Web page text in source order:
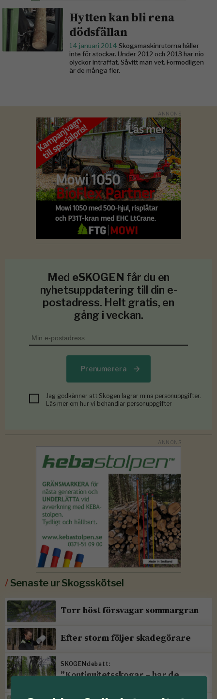
Hytten kan bli rena
dödsfällan
14 januari 2014 Skogsmaskinrutorna håller
inte för stockar. Under 2012 och 2013 har nio
olyckor inträffat. Såvitt man vet. Förmodligen
är de många fler.
Med eSKOGEN får du en
nyhetsuppdatering till din e-
postadress. Helt gratis, en
gång i veckan.
Prenumerera
Jag godkänner att Skogen lagrar mina personuppgifter.
Läs mer om hur vi behandlar personuppgifter
/Senaste ur Skogsskötsel
Torr höst försvagar sommargran
Efter storm följer skadegörare
SKOGENdebatt:
”Kontinuitetsskogar – har de